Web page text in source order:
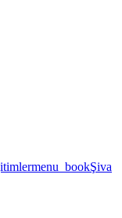
menu_bookŞiva